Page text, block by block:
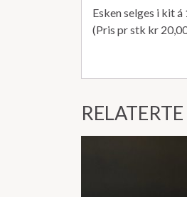
Esken selges i kit á
(Pris pr stk kr